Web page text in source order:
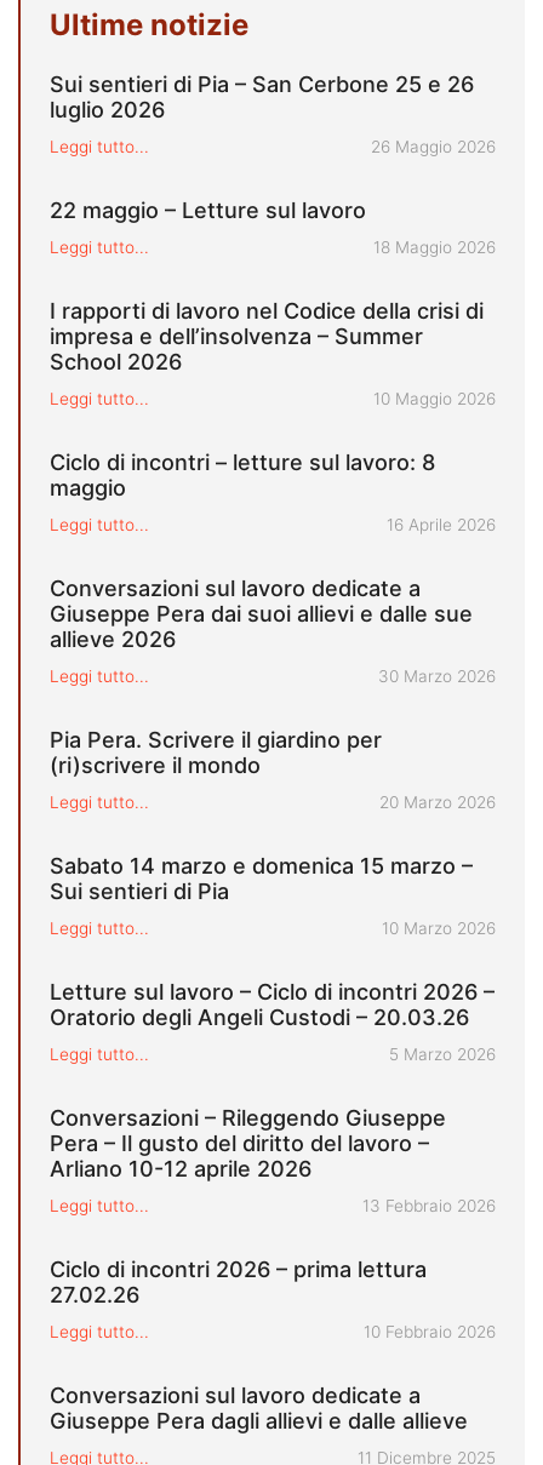
Ultime notizie
Sui sentieri di Pia – San Cerbone 25 e 26
luglio 2026
Leggi tutto... Pubblicato il
26 Maggio 2026
22 maggio – Letture sul lavoro
Leggi tutto... Pubblicato il
18 Maggio 2026
I rapporti di lavoro nel Codice della crisi di
impresa e dell’insolvenza – Summer
School 2026
Leggi tutto... Pubblicato il
10 Maggio 2026
Ciclo di incontri – letture sul lavoro: 8
maggio
Leggi tutto... Pubblicato il
16 Aprile 2026
Conversazioni sul lavoro dedicate a
Giuseppe Pera dai suoi allievi e dalle sue
allieve 2026
Leggi tutto... Pubblicato il
30 Marzo 2026
Pia Pera. Scrivere il giardino per
(ri)scrivere il mondo
Leggi tutto... Pubblicato il
20 Marzo 2026
Sabato 14 marzo e domenica 15 marzo –
Sui sentieri di Pia
Leggi tutto... Pubblicato il
10 Marzo 2026
Letture sul lavoro – Ciclo di incontri 2026 –
Oratorio degli Angeli Custodi – 20.03.26
Leggi tutto... Pubblicato il
5 Marzo 2026
Conversazioni – Rileggendo Giuseppe
Pera – Il gusto del diritto del lavoro –
Arliano 10-12 aprile 2026
Leggi tutto... Pubblicato il
13 Febbraio 2026
Ciclo di incontri 2026 – prima lettura
27.02.26
Leggi tutto... Pubblicato il
10 Febbraio 2026
Conversazioni sul lavoro dedicate a
Giuseppe Pera dagli allievi e dalle allieve
Leggi tutto... Pubblicato il
11 Dicembre 2025